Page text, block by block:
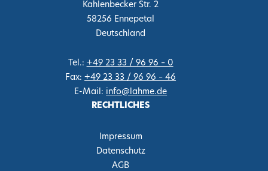
Kahlenbecker Str. 2
58256 Ennepetal
Deutschland
Tel.: +49 23 33 / 96 96 – 0
Fax: +49 23 33 / 96 96 – 46
E-Mail: info@lahme.de
RECHTLICHES
Impressum
Datenschutz
AGB